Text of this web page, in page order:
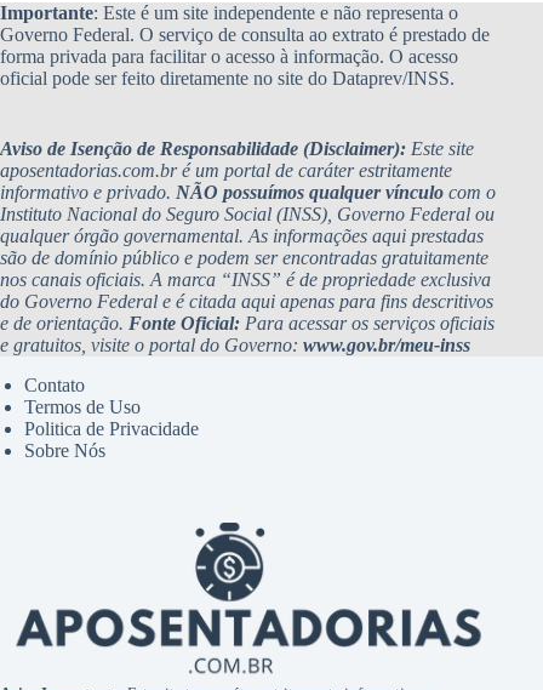
Importante: Este é um site independente e não representa o
Governo Federal. O serviço de consulta ao extrato é prestado de
forma privada para facilitar o acesso à informação. O acesso
oficial pode ser feito diretamente no site do Dataprev/INSS.
Aviso de Isenção de Responsabilidade (Disclaimer): Este site
aposentadorias.com.br é um portal de caráter estritamente
informativo e privado. NÃO possuímos qualquer vínculo com o
Instituto Nacional do Seguro Social (INSS), Governo Federal ou
qualquer órgão governamental. As informações aqui prestadas
são de domínio público e podem ser encontradas gratuitamente
nos canais oficiais. A marca “INSS” é de propriedade exclusiva
do Governo Federal e é citada aqui apenas para fins descritivos
e de orientação. Fonte Oficial: Para acessar os serviços oficiais
e gratuitos, visite o portal do Governo: www.gov.br/meu-inss
Contato
Termos de Uso
Politica de Privacidade
Sobre Nós